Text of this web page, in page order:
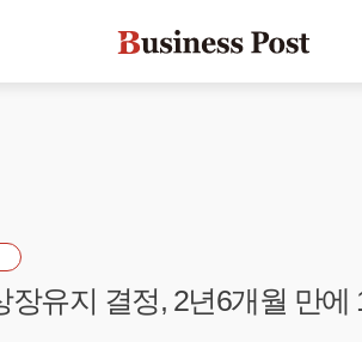
장유지 결정, 2년6개월 만에